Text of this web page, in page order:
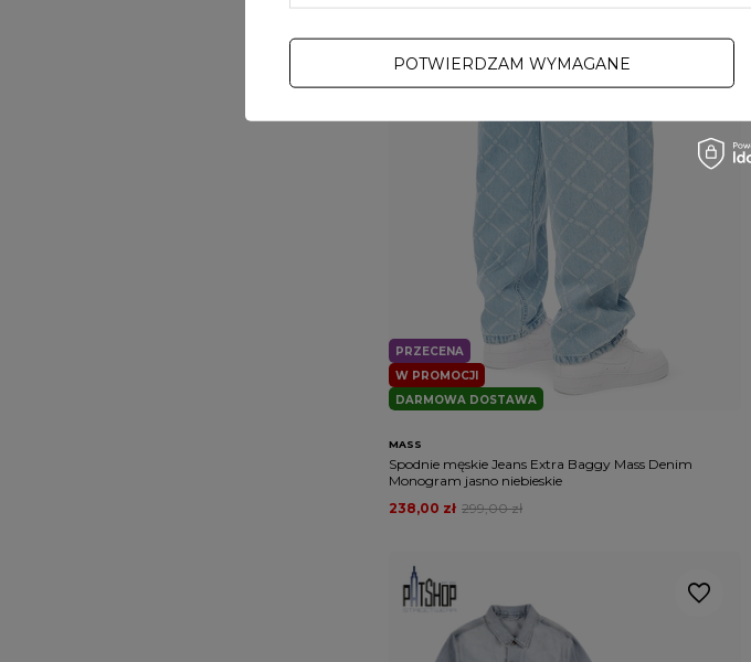
W PROMOCJI
PRZECENA
DARMOWA DOSTAWA
MASS
Spodnie męskie Jeans Extra Baggy Mass Denim
Monogram jasno niebieskie
299,00 zł
238,00 zł
POTWIERDZAM WYMAGANE